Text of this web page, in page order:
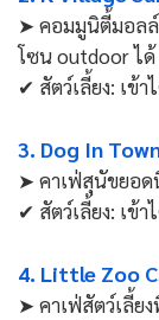
➤ คอมมูนิตี้มอลล์
โซน outdoor ได้
✔ สัตว์เลี้ยง: เข้า
3. Dog In
➤ คาเฟ่สุนัขยอด
✔ สัตว์เลี้ยง: เข้า
4. Little Zoo
➤ คาเฟ่สัตว์เลี้ย